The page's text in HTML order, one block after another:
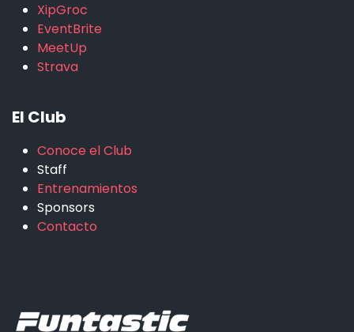
XipGroc
EventBrite
MeetUp
Strava
El Club
Conoce el Club
Staff
Entrenamientos
Sponsors
Contacto